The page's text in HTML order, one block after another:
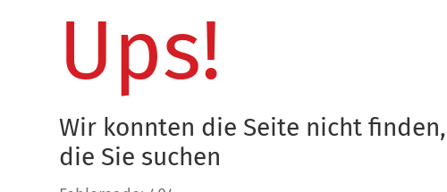
Ups!
Wir konnten die Seite nicht finden,
die Sie suchen